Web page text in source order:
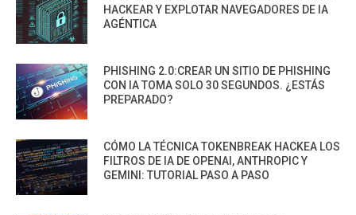
HACKEAR Y EXPLOTAR NAVEGADORES DE IA
AGÉNTICA
PHISHING 2.0:CREAR UN SITIO DE PHISHING
CON IA TOMA SOLO 30 SEGUNDOS. ¿ESTÁS
PREPARADO?
CÓMO LA TÉCNICA TOKENBREAK HACKEA LOS
FILTROS DE IA DE OPENAI, ANTHROPIC Y
GEMINI: TUTORIAL PASO A PASO